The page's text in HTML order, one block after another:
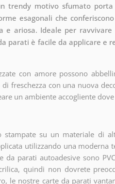
trendy motivo sfumato
esagonali che
e ariosa. Ideale per
parati è facile da applicare e
con amore possono
freschezza con una nuova
un ambiente accogliente
stampate su un materiale di
utilizzando una moderna
parati autoadesive sono
quindi non dovrete
le nostre carte da parati